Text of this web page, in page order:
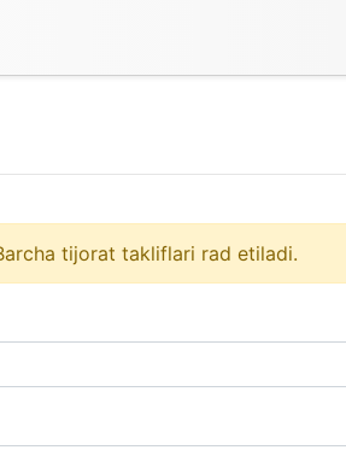
tijorat takliflari rad etiladi.